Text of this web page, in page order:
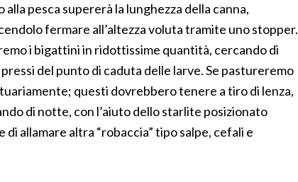
pesca supererà la lunghezza della canna,
fermare all’altezza voluta tramite uno stopper.
i bigattini in ridottissime quantità, cercando di
del punto di caduta delle larve. Se pastureremo
questi dovrebbero tenere a tiro di lenza,
di notte, con l’aiuto dello starlite posizionato
allamare altra “robaccia” tipo salpe, cefali e